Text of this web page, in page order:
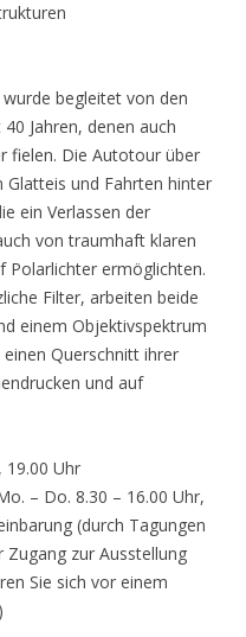
begleitet von den
Jahren, denen auch
fielen. Die Autotour über
und Fahrten hinter
ein Verlassen der
von traumhaft klaren
Polarlichter ermöglichten.
Filter, arbeiten beide
einem Objektivspektrum
Querschnitt ihrer
und auf
19.00 Uhr
– Do. 8.30 – 16.00 Uhr,
(durch Tagungen
zur Ausstellung
Sie sich vor einem